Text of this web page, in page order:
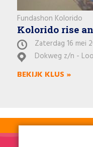
Fundashon Kolorido
Kolorido rise
Zaterdag 16 mei
Dokweg z/n -
BEKIJK KLUS »